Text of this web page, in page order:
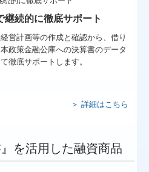
継続的に徹底サポート
営計画等の作成と確認から、借り
政策金融公庫への決算書のデータ
徹底サポートします。
＞ 詳細はこちら
を活用した融資商品